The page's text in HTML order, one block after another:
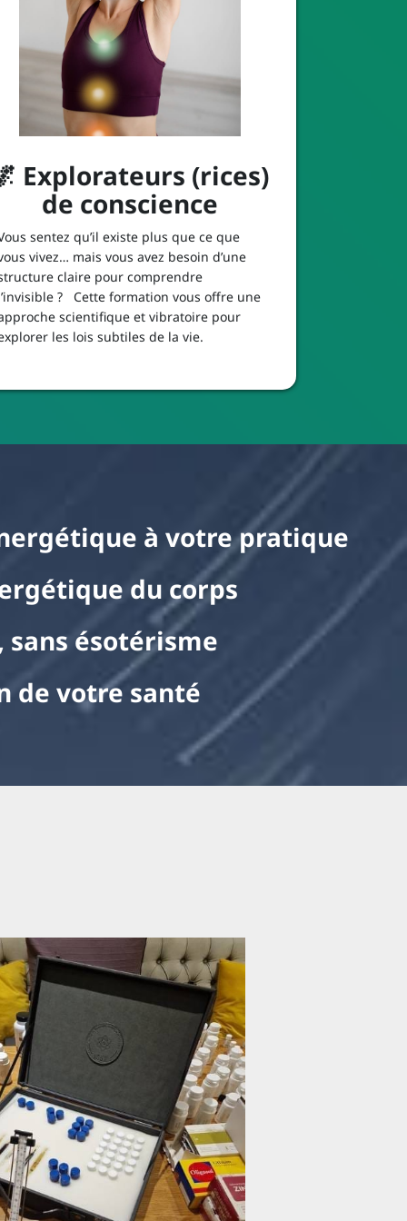
Explorateurs (rices)
de conscience
sentez qu’il existe plus que ce que
vivez… mais vous avez besoin d’une
claire pour comprendre
? Cette formation vous offre une
scientifique et vibratoire pour
les lois subtiles de la vie.
à votre pratique
du corps
sans ésotérisme
de votre santé